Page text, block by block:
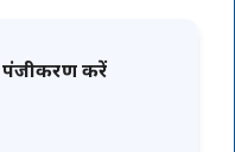
पंजीकरण करें